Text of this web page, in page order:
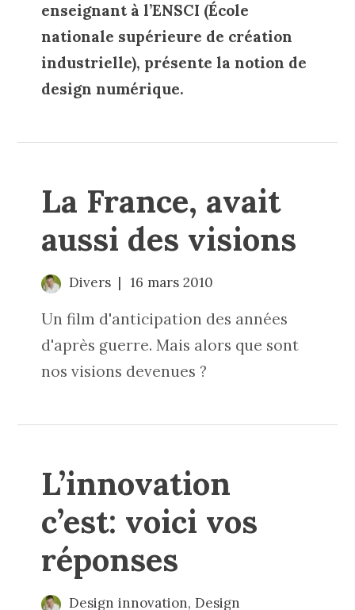
enseignant à l’ENSCI (École
nationale supérieure de création
industrielle), présente la notion de
design numérique.
La France, avait
aussi des visions
Divers 16 mars 2010
Un film d'anticipation des années
d'après guerre. Mais alors que sont
nos visions devenues ?
L’innovation
c’est: voici vos
réponses
Design innovation, Design